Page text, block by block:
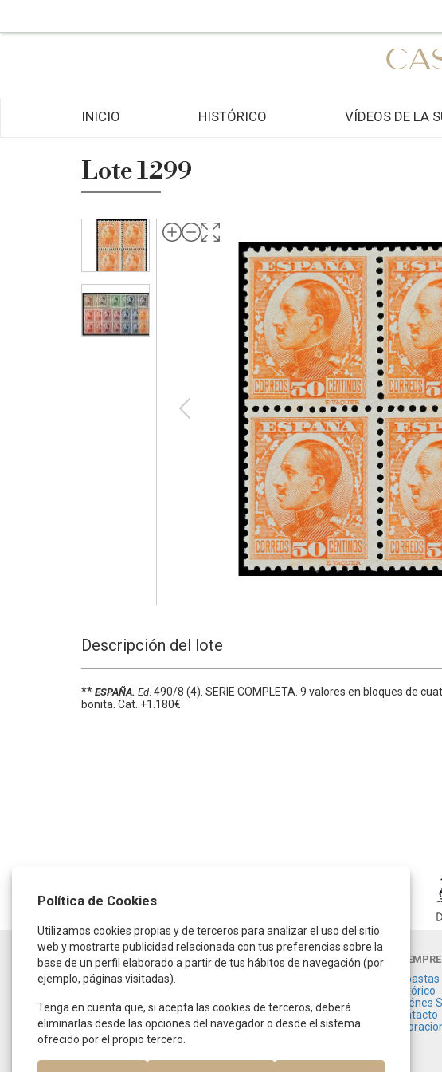
INICIO HISTÓRICO VÍDEOS DE LA
Lote 1299
Descripción del lote
** ESPAÑA. Ed. 490/8 (4). SERIE COMPLETA. 9 valores en bloques de
bonita. Cat. +1.180€.
HORARIO
De lunes a jueves:
de 9:30 a 14:00 horas
Viernes:
De 9:00 a 15:00 horas
LA
Subastas
Histórico
Quiénes
Contacto
Política de Cookies
Utilizamos cookies propias y de terceros para analizar el uso del sitio
web y mostrarte publicidad relacionada con tus preferencias sobre la
base de un perfil elaborado a partir de tus hábitos de navegación (por
ejemplo, páginas visitadas).
Tenga en cuenta que, si acepta las cookies de terceros, deberá
eliminarlas desde las opciones del navegador o desde el sistema
ofrecido por el propio tercero.